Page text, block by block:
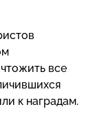
все
к наградам.